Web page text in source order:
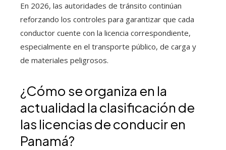
En 2026, las autoridades de tránsito continúan
reforzando los controles para garantizar que cada
conductor cuente con la licencia correspondiente,
especialmente en el transporte público, de carga y
de materiales peligrosos.
¿Cómo se organiza en la
actualidad la clasificación de
las licencias de conducir en
Panamá?